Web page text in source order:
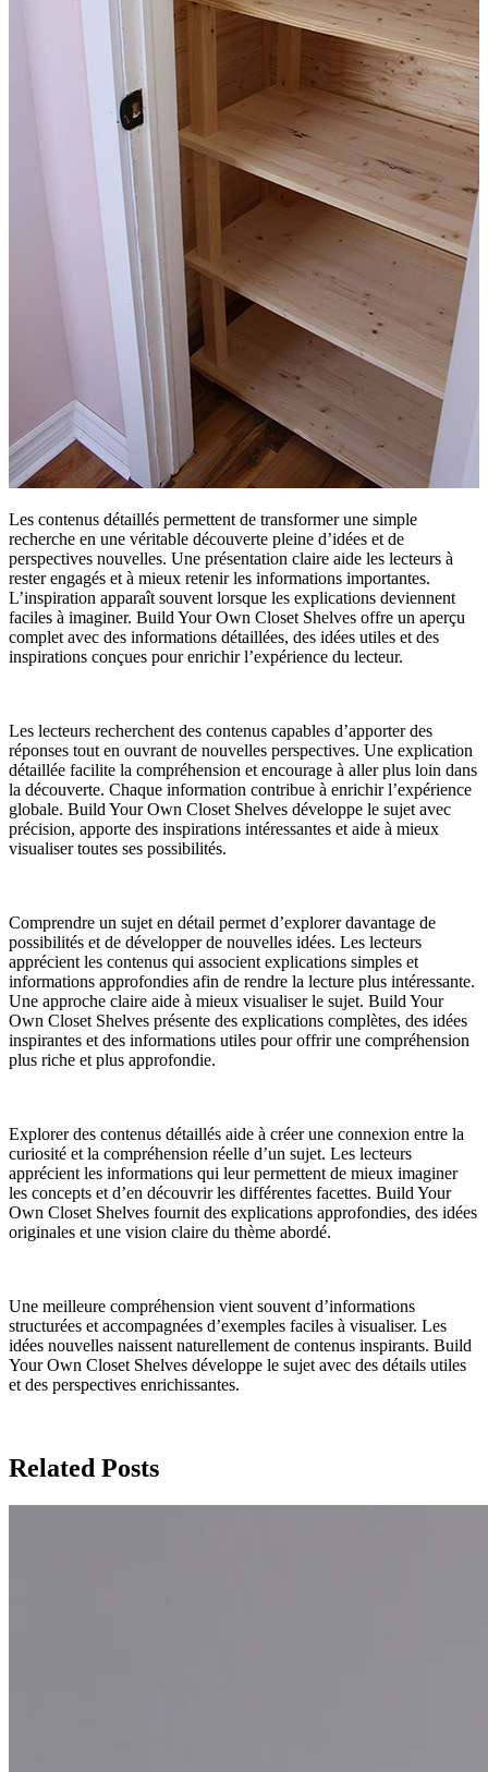
Les contenus détaillés permettent de transformer une simple
recherche en une véritable découverte pleine d’idées et de
perspectives nouvelles. Une présentation claire aide les lecteurs à
rester engagés et à mieux retenir les informations importantes.
L’inspiration apparaît souvent lorsque les explications deviennent
faciles à imaginer. Build Your Own Closet Shelves offre un aperçu
complet avec des informations détaillées, des idées utiles et des
inspirations conçues pour enrichir l’expérience du lecteur.
Les lecteurs recherchent des contenus capables d’apporter des
réponses tout en ouvrant de nouvelles perspectives. Une explication
détaillée facilite la compréhension et encourage à aller plus loin dans
la découverte. Chaque information contribue à enrichir l’expérience
globale. Build Your Own Closet Shelves développe le sujet avec
précision, apporte des inspirations intéressantes et aide à mieux
visualiser toutes ses possibilités.
Comprendre un sujet en détail permet d’explorer davantage de
possibilités et de développer de nouvelles idées. Les lecteurs
apprécient les contenus qui associent explications simples et
informations approfondies afin de rendre la lecture plus intéressante.
Une approche claire aide à mieux visualiser le sujet. Build Your
Own Closet Shelves présente des explications complètes, des idées
inspirantes et des informations utiles pour offrir une compréhension
plus riche et plus approfondie.
Explorer des contenus détaillés aide à créer une connexion entre la
curiosité et la compréhension réelle d’un sujet. Les lecteurs
apprécient les informations qui leur permettent de mieux imaginer
les concepts et d’en découvrir les différentes facettes. Build Your
Own Closet Shelves fournit des explications approfondies, des idées
originales et une vision claire du thème abordé.
Une meilleure compréhension vient souvent d’informations
structurées et accompagnées d’exemples faciles à visualiser. Les
idées nouvelles naissent naturellement de contenus inspirants. Build
Your Own Closet Shelves développe le sujet avec des détails utiles
et des perspectives enrichissantes.
Related Posts